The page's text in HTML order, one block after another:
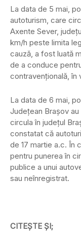
La data de 5 mai,
autoturism, care
Axente Sever,
km/h peste limita
cauză, a fost luată
de a conduce
contravențională, în
La data de 6 mai,
Județean Brașov
circula în județul
constatat că
de 17 martie a.c. În
pentru punerea în
publice a unui
sau neînregistrat.
CITEȘTE ȘI;